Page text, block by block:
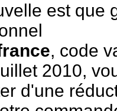
est que
, code
2010,
d'une